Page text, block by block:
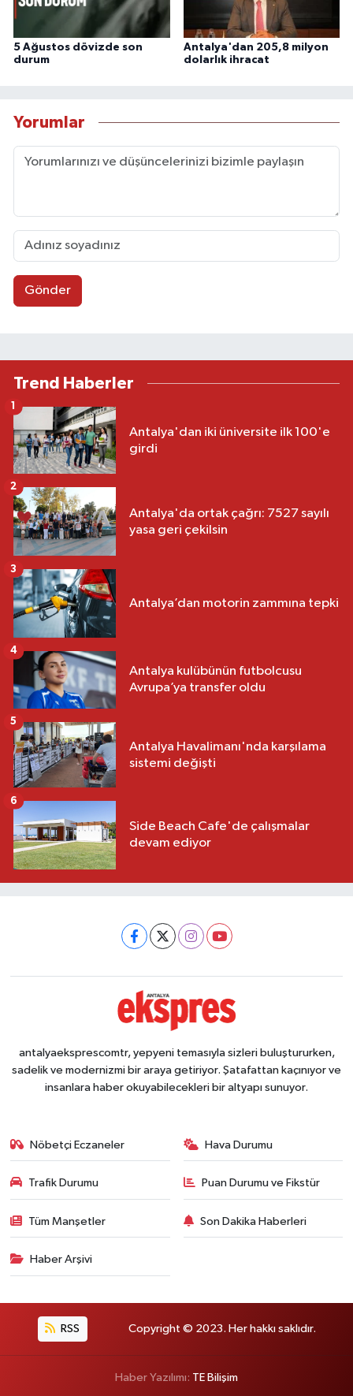
5 Ağustos dövizde son
durum
Antalya'dan 205,8 milyon
dolarlık ihracat
Yorumlar
Gönder
Trend Haberler
Antalya'dan iki üniversite ilk 100'e
girdi
1
Antalya'da ortak çağrı: 7527 sayılı
yasa geri çekilsin
2
Antalya’dan motorin zammına tepki
3
Antalya kulübünün futbolcusu
Avrupa’ya transfer oldu
4
Antalya Havalimanı'nda karşılama
sistemi değişti
5
Side Beach Cafe'de çalışmalar
devam ediyor
6
antalyaeksprescomtr, yepyeni temasıyla sizleri buluştururken,
sadelik ve modernizmi bir araya getiriyor. Şatafattan kaçınıyor ve
insanlara haber okuyabilecekleri bir altyapı sunuyor.
Nöbetçi Eczaneler Hava Durumu
Trafik Durumu Puan Durumu ve Fikstür
Tüm Manşetler Son Dakika Haberleri
Haber Arşivi
RSS Copyright © 2023. Her hakkı saklıdır.
Haber Yazılımı: TE Bilişim